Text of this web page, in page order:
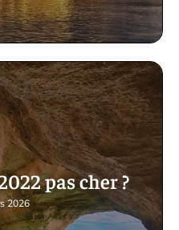
pas cher ?
2026